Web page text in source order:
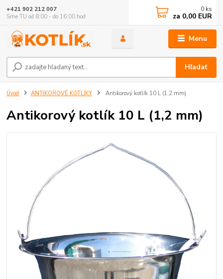
Menu
Hľadať
+421 902 212 007
Sme TU od 8:00 - do 16:00 hod
0 ks
za 0,00 EUR
Úvod ANTIKOROVÉ KOTLÍKY Antikorový kotlík 10 L (1,2 mm)
Antikorový kotlík 10 L (1,2 mm)